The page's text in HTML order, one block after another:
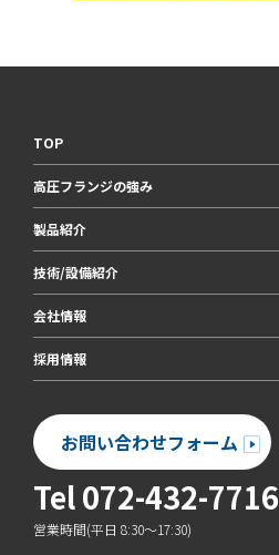
TOP
高圧フランジの強み
製品紹介
技術/設備紹介
会社情報
採用情報
お問い合わせフォーム
Tel 072-432-7716
営業時間(平日 8:30～17:30)